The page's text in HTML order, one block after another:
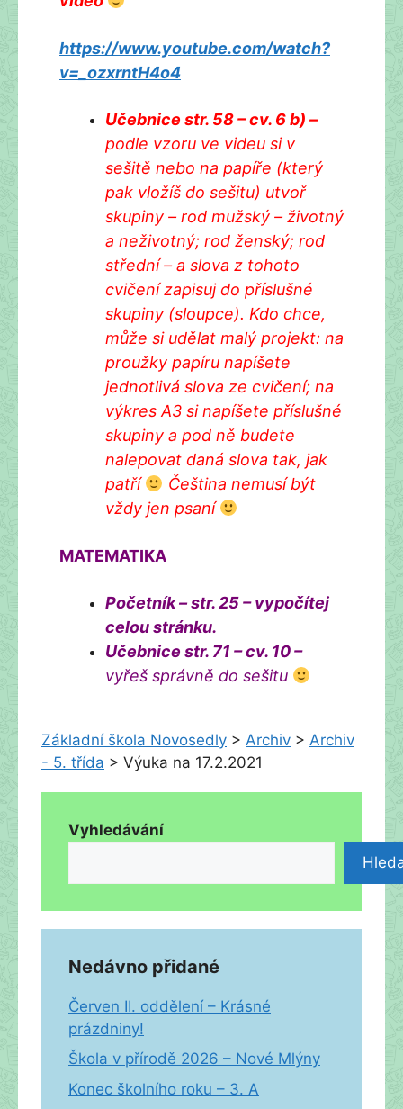
https://www.youtube.com/watch?
v=_ozxrntH4o4
Učebnice str. 58 – cv. 6 b) –
podle vzoru ve videu si v
sešitě nebo na papíře (který
pak vložíš do sešitu) utvoř
skupiny – rod mužský – životný
a neživotný; rod ženský; rod
střední – a slova z tohoto
cvičení zapisuj do příslušné
skupiny (sloupce). Kdo chce,
může si udělat malý projekt: na
proužky papíru napíšete
jednotlivá slova ze cvičení; na
výkres A3 si napíšete příslušné
skupiny a pod ně budete
nalepovat daná slova tak, jak
patří
Čeština nemusí být
vždy jen psaní
MATEMATIKA
Početník – str. 25 – vypočítej
celou stránku.
Učebnice str. 71 – cv. 10 –
vyřeš správně do sešitu
Základní škola Novosedly > Archiv > Archiv
- 5. třída > Výuka na 17.2.2021
Vyhledávání
Nedávno přidané
Červen II. oddělení – Krásné
prázdniny!
Škola v přírodě 2026 – Nové Mlýny
Konec školního roku – 3. A